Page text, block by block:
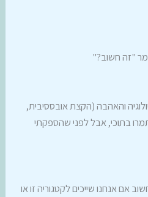
"זה חשוב?"
והאהבה (הקצת אובססיבית,
בתוכי, אבל לפני שהספקתי
אם אנחנו שייכים לקטגוריה זו או